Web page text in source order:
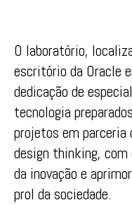
O laboratório,
escritório da Oracle
dedicação de
tecnologia
projetos em parceria
design thinking,
da inovação e
prol da sociedade.